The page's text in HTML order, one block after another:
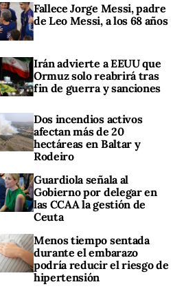
Fallece Jorge Messi, padre
de Leo Messi, a los 68 años
Irán advierte a EEUU que
Ormuz solo reabrirá tras
fin de guerra y sanciones
Dos incendios activos
afectan más de 20
hectáreas en Baltar y
Rodeiro
Guardiola señala al
Gobierno por delegar en
las CCAA la gestión de
Ceuta
Menos tiempo sentada
durante el embarazo
podría reducir el riesgo de
hipertensión